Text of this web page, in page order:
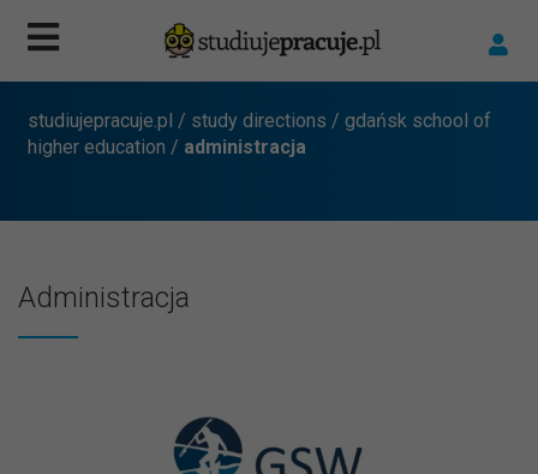
studiujepracuje.pl / study directions / gdańsk school of
higher education / administracja
Administracja